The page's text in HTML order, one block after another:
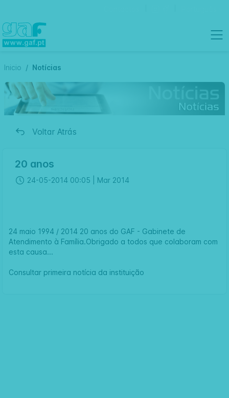
Inicio Notícias
Voltar Atrás
20 anos
24-05-2014 00:05 | Mar 2014
24 maio 1994 / 2014 20 anos do GAF - Gabinete de
Atendimento à Família.Obrigado a todos que colaboram com
esta causa...
Consultar primeira notícia da instituição